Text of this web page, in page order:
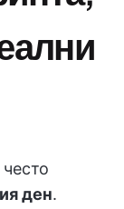
ден.